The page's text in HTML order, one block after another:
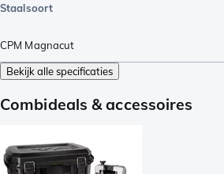
Staalsoort
CPM Magnacut
Bekijk alle specificaties
Combideals & accessoires